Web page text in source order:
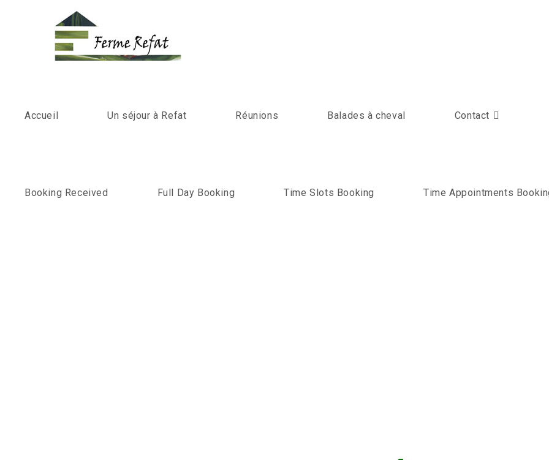
Accueil Un séjour à Refat Réunions Balades à cheval Contact
Booking Received Full Day Booking Time Slots Booking Time Appointments